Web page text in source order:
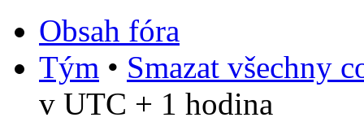
Obsah fóra
Tým • Smazat všechny
v UTC + 1 hodina